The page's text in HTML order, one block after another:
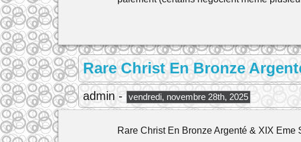
Rare Christ En Bronze
admin - vendredi, novembre 28th, 2025
Rare Christ En Bronze Argenté & XIX